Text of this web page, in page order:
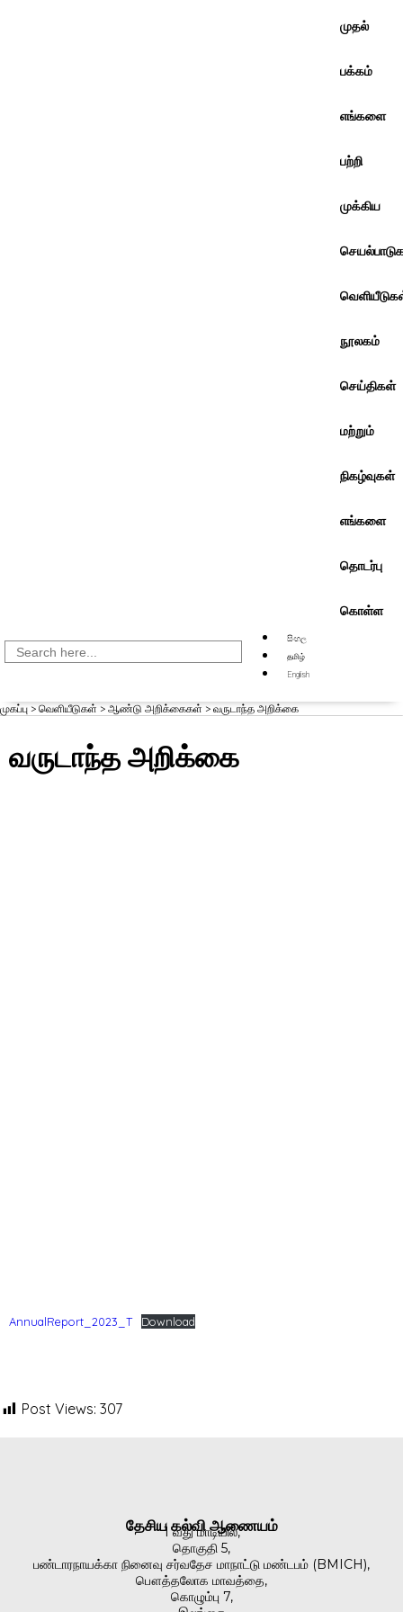
முதல்
பக்கம்
எங்களை
பற்றி
முக்கிய
நூலகம்
செய்திகள்
மற்றும்
நிகழ்வுகள்
எங்களை
தொடர்பு
கொள்ள
Search
for:
සිංහල
தமிழ்
English
முகப்பு > வெளியீடுகள் > ஆண்டு அறிக்கைகள் > வருடாந்த அறிக்கை
வருடாந்த அறிக்கை
AnnualReport_2023_T Download
Post Views: 307
தேசிய கல்வி ஆணையம்
1 வது மாடியில்,
தொகுதி 5,
பண்டாரநாயக்கா நினைவு சர்வதேச மாநாட்டு மண்டபம் (BMICH),
பௌத்தலோக மாவத்தை,
கொழும்பு 7,